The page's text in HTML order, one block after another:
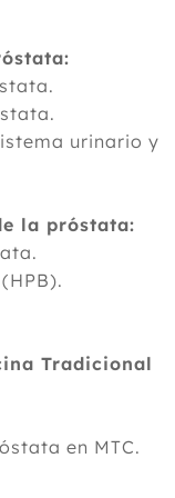
urinario y
la próstata:
Tradicional
en MTC.